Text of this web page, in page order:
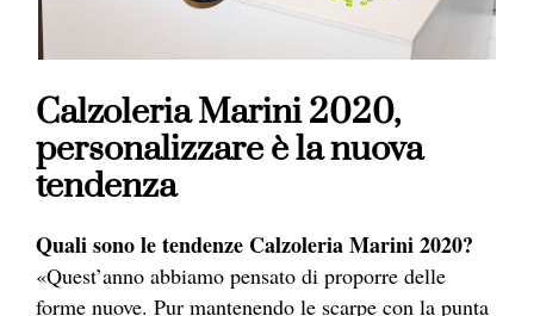
Calzoleria Marini 2020,
personalizzare è la nuova
tendenza
Quali sono le tendenze Calzoleria Marini 2020?
«Quest’anno abbiamo pensato di proporre delle
forme nuove. Pur mantenendo le scarpe con la punta